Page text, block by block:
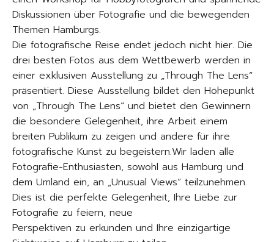
Diskussionen über Fotografie und die bewegenden
Themen Hamburgs.
Die fotografische Reise endet jedoch nicht hier. Die
drei besten Fotos aus dem Wettbewerb werden in
einer exklusiven Ausstellung zu „Through The Lens“
präsentiert. Diese Ausstellung bildet den Höhepunkt
von „Through The Lens“ und bietet den Gewinnern
die besondere Gelegenheit, ihre Arbeit einem
breiten Publikum zu zeigen und andere für ihre
fotografische Kunst zu begeistern.Wir laden alle
Fotografie-Enthusiasten, sowohl aus Hamburg und
dem Umland ein, an „Unusual Views“ teilzunehmen.
Dies ist die perfekte Gelegenheit, Ihre Liebe zur
Fotografie zu feiern, neue
Perspektiven zu erkunden und Ihre einzigartige